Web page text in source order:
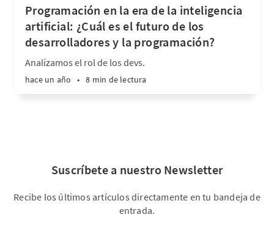
Programación en la era de la inteligencia
artificial: ¿Cuál es el futuro de los
desarrolladores y la programación?
Analizamos el rol de los devs.
hace un año • 8 min de lectura
Suscríbete a nuestro Newsletter
Recibe los últimos artículos directamente en tu bandeja de
entrada.